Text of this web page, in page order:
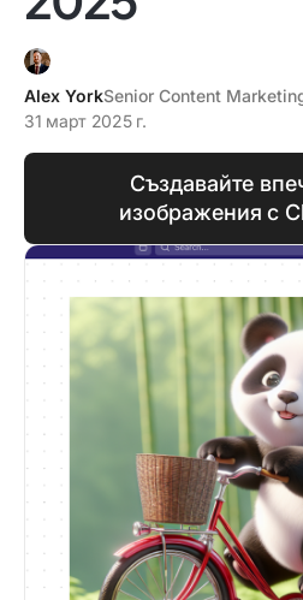
Alex YorkSenior Content
31 март 2025 г.
Създавайте
изображения с